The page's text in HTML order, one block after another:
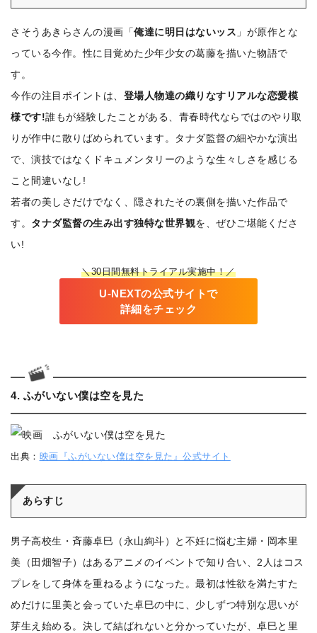
さそうあきらさんの漫画「俺達に明日はないッス 」が原作とな
っている今作。性に目覚めた少年少女の葛藤を描いた物語で
す。
今作の注目ポイントは、 登場人物達の織りなすリアルな恋愛模
様です!誰もが経験したことがある、青春時代ならではのやり取
りが作中に散りばめられています。タナダ監督の細やかな演出
で、演技ではなくドキュメンタリーのような生々しさを感じる
こと間違いなし!
若者の美しさだけでなく、隠されたその裏側を描いた作品で
す。 タナダ監督の生み出す独特な世界観を、ぜひご堪能くださ
い!
＼30日間無料トライアル実施中！／
U-NEXTの公式サイトで
詳細をチェック
4. ふがいない僕は空を見た
出典： 映画『ふがいない僕は空を見た』公式サイト
あらすじ
男子高校生・斉藤卓巳（永山絢斗）と不妊に悩む主婦・岡本里
美（田畑智子）はあるアニメのイベントで知り合い、2人はコス
プレをして身体を重ねるようになった。最初は性欲を満たすた
めだけに里美と会っていた卓巳の中に、少しずつ特別な思いが
芽生え始める。決して結ばれないと分かっていたが、卓巳と里